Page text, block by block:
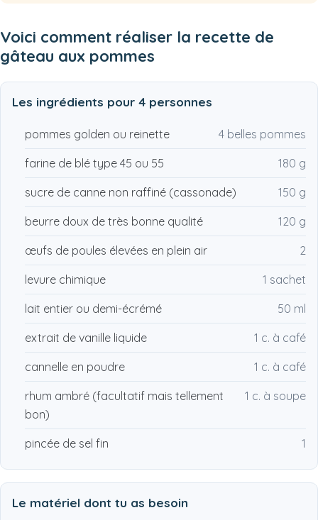
Voici comment réaliser la recette de
gâteau aux pommes
Les ingrédients pour 4 personnes
pommes golden ou reinette 4 belles pommes
farine de blé type 45 ou 55 180 g
sucre de canne non raffiné (cassonade) 150 g
beurre doux de très bonne qualité 120 g
œufs de poules élevées en plein air 2
levure chimique 1 sachet
lait entier ou demi-écrémé 50 ml
extrait de vanille liquide 1 c. à café
cannelle en poudre 1 c. à café
rhum ambré (facultatif mais tellement
bon)
1 c. à soupe
pincée de sel fin 1
Le matériel dont tu as besoin